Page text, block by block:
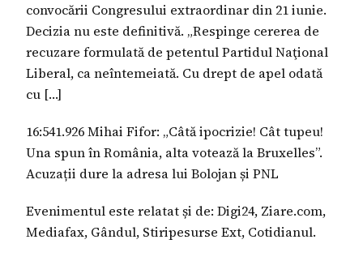
convocării Congresului extraordinar din 21 iunie.
Decizia nu este definitivă. „Respinge cererea de
recuzare formulată de petentul Partidul Naţional
Liberal, ca neîntemeiată. Cu drept de apel odată
cu […]
16:541.926 Mihai Fifor: „Câtă ipocrizie! Cât tupeu!
Una spun în România, alta votează la Bruxelles”.
Acuzații dure la adresa lui Bolojan și PNL
Evenimentul este relatat și de: Digi24, Ziare.com,
Mediafax, Gândul, Stiripesurse Ext, Cotidianul.